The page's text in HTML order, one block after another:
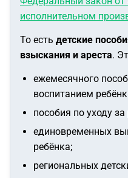
исполнительном
То есть детские
взыскания и ареста.
ежемесячного
воспитанием
пособия по уходу
единовременных
ребёнка;
региональных